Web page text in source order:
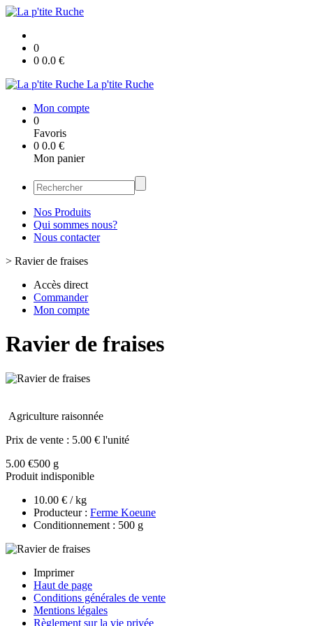
0
0 0.0 €
La p'tite Ruche
Mon compte
0
Favoris
0 0.0 €
Mon panier
Nos Produits
Qui sommes nous?
Nous contacter
> Ravier de fraises
Accès direct
Commander
Mon compte
Ravier de fraises
Agriculture raisonnée
Prix de vente : 5.00 € l'unité
5.00 €500 g
Produit indisponible
10.00 € / kg
Producteur : Ferme Koeune
Conditionnement : 500 g
Imprimer
Haut de page
Conditions générales de vente
Mentions légales
Règlement sur la vie privée